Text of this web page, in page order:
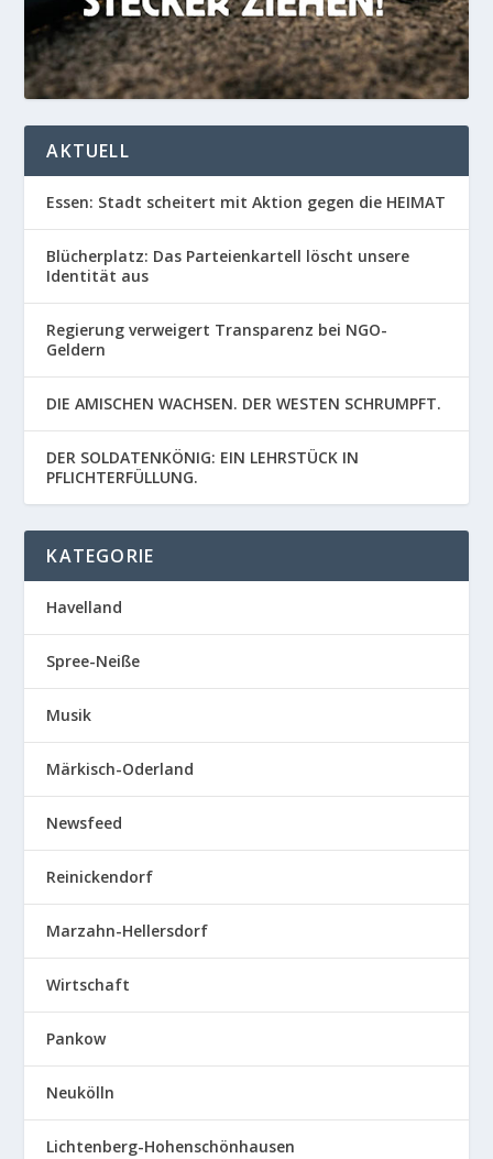
AKTUELL
Essen: Stadt scheitert mit Aktion gegen die HEIMAT
Blücherplatz: Das Parteienkartell löscht unsere
Identität aus
Regierung verweigert Transparenz bei NGO-
Geldern
DIE AMISCHEN WACHSEN. DER WESTEN SCHRUMPFT.
DER SOLDATENKÖNIG: EIN LEHRSTÜCK IN
PFLICHTERFÜLLUNG.
KATEGORIE
Havelland
Spree-Neiße
Musik
Märkisch-Oderland
Newsfeed
Reinickendorf
Marzahn-Hellersdorf
Wirtschaft
Pankow
Neukölln
Lichtenberg-Hohenschönhausen